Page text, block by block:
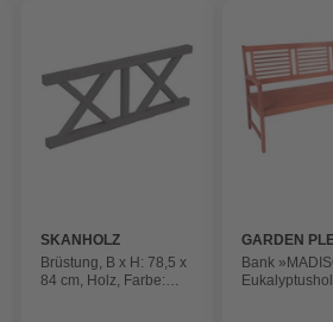
SKANHOLZ
Brüstung, B x H: 78,5 x
84 cm, Holz, Farbe:
GARDEN
Bank